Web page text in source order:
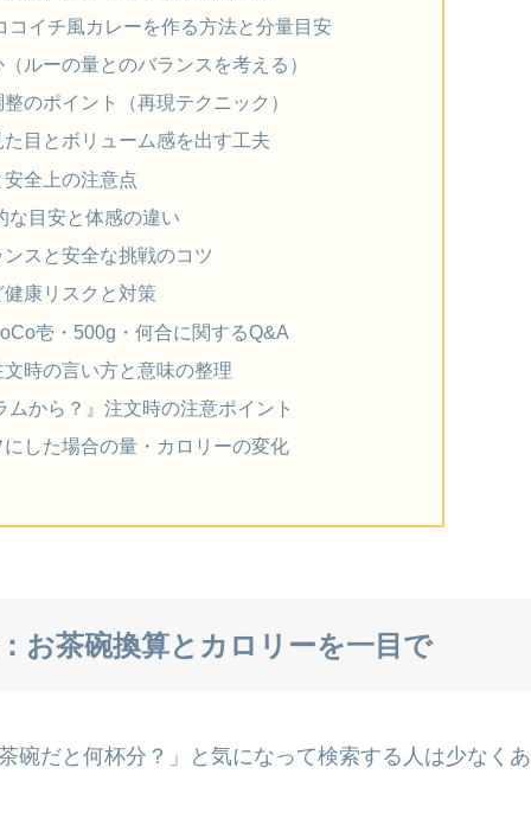
コイチ風カレーを作る方法と分量目安
ルーの量とのバランスを考える）
のポイント（再現テクニック）
目とボリューム感を出す工夫
全上の注意点
な目安と体感の違い
スと安全な挑戦のコツ
康リスクと対策
壱・500g・何合に関するQ&A
文時の言い方と意味の整理
ムから？』注文時の注意ポイント
した場合の量・カロリーの変化
茶碗換算とカロリーを一目で
碗だと何杯分？」と気になって検索する人は少なくあ